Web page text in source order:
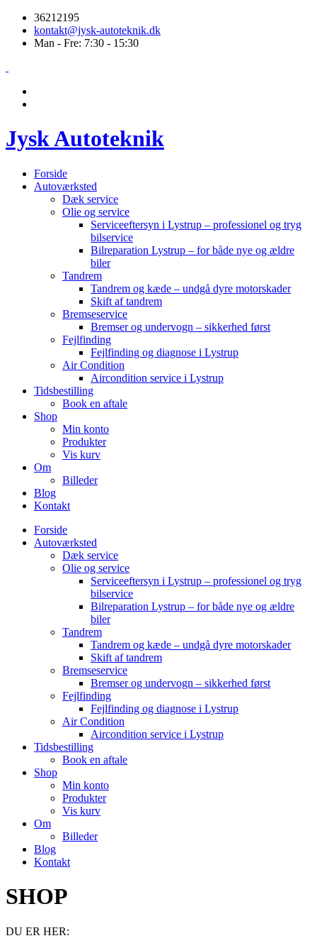
36212195
kontakt@jysk-autoteknik.dk
Man - Fre: 7:30 - 15:30
Jysk Autoteknik
Forside
Autoværksted
Dæk service
Olie og service
Serviceeftersyn i Lystrup – professionel og tryg
bilservice
Bilreparation Lystrup – for både nye og ældre
biler
Tandrem
Tandrem og kæde – undgå dyre motorskader
Skift af tandrem
Bremseservice
Bremser og undervogn – sikkerhed først
Fejlfinding
Fejlfinding og diagnose i Lystrup
Air Condition
Aircondition service i Lystrup
Tidsbestilling
Book en aftale
Shop
Min konto
Produkter
Vis kurv
Om
Billeder
Blog
Kontakt
Forside
Autoværksted
Dæk service
Olie og service
Serviceeftersyn i Lystrup – professionel og tryg
bilservice
Bilreparation Lystrup – for både nye og ældre
biler
Tandrem
Tandrem og kæde – undgå dyre motorskader
Skift af tandrem
Bremseservice
Bremser og undervogn – sikkerhed først
Fejlfinding
Fejlfinding og diagnose i Lystrup
Air Condition
Aircondition service i Lystrup
Tidsbestilling
Book en aftale
Shop
Min konto
Produkter
Vis kurv
Om
Billeder
Blog
Kontakt
SHOP
DU ER HER: